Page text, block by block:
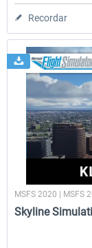
Recordar
MSFS 2020 | MSFS
Skyline